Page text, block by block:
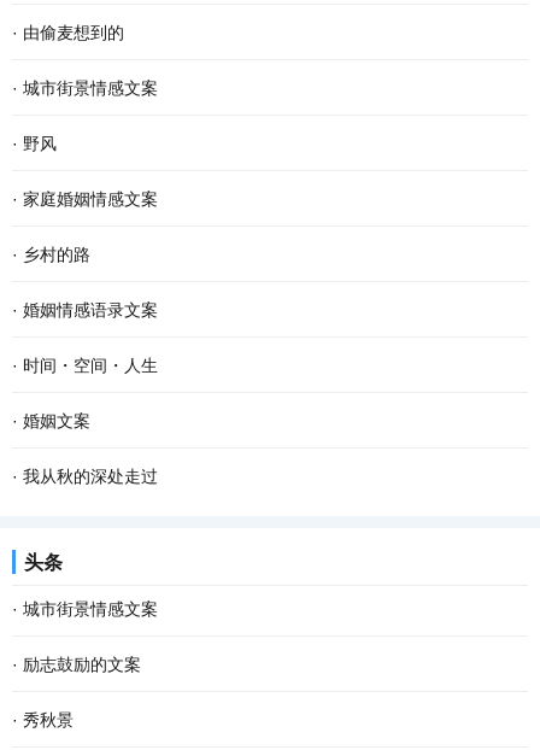
· 由偷麦想到的
· 城市街景情感文案
· 野风
· 家庭婚姻情感文案
· 乡村的路
· 婚姻情感语录文案
· 时间・空间・人生
· 婚姻文案
· 我从秋的深处走过
头条
· 城市街景情感文案
· 励志鼓励的文案
· 秀秋景